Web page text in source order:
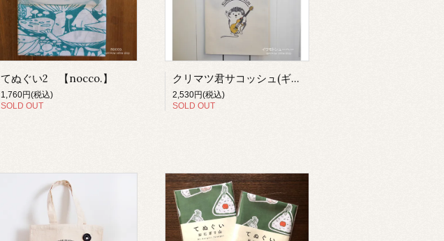
てぬぐい2 【nocco.】
1,760円(税込)
SOLD OUT
クリマツ君サコッシュ(ギター)【イワモトシューヘー】
2,530円(税込)
SOLD OUT